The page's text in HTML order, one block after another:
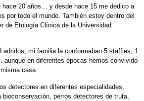
hace 20 años… y desde hace 15 me dedico a
por todo el mundo. También estoy dentro del
de Etología Clínica de la Universidad
mi familia la conformaban 5 staffies, 1
en diferentes épocas hemos convivido
casa.
detectores en diferentes especialidades,
perros detectores de trufa,